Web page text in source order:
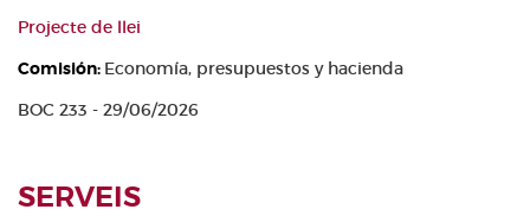
Projecte de llei
Comisión: Economía, presupuestos y hacienda
BOC 233 - 29/06/2026
SERVEIS